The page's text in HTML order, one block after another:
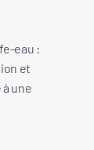
eau :
et
une